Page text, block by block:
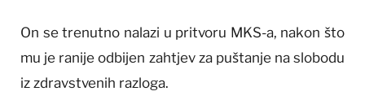
On se trenutno nalazi u pritvoru MKS-a, nakon što
mu je ranije odbijen zahtjev za puštanje na slobodu
iz zdravstvenih razloga.